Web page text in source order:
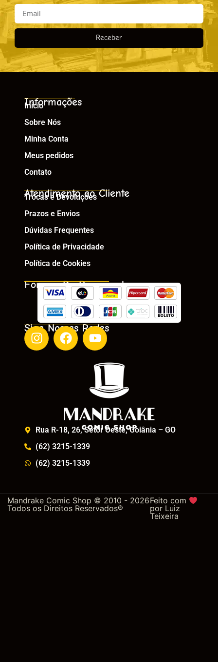
Receber
Informações
Início
Sobre Nós
Minha Conta
Meus pedidos
Contato
Atendimento ao Cliente
Trocas e Devoluções
Prazos e Envios
Dúvidas Frequentes
Política de Privacidade
Política de Cookies
Formas De Pagamento
Siga Nossas Redes
Rua R-18, 26, Setor Oeste, Goiânia – GO
(62) 3215-1339
(62) 3215-1339
Mandrake Comic Shop © 2010 - 2026
Todos os Direitos Reservados®
Feito com
por Luiz
Teixeira